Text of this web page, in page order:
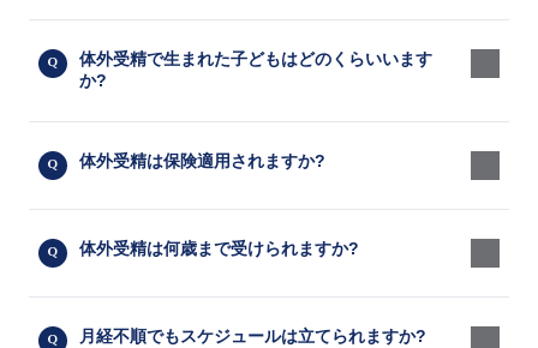
体外受精で生まれた子どもはどのくらいいます
か?
体外受精は保険適用されますか?
体外受精は何歳まで受けられますか?
月経不順でもスケジュールは立てられますか?